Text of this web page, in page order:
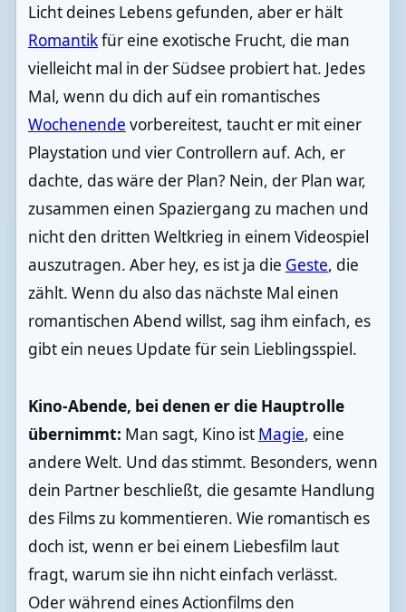
Licht deines Lebens gefunden, aber er hält
Romantikfür eine exotische Frucht, die man
vielleicht mal in der Südsee probiert hat. Jedes
Mal, wenn du dich auf ein romantisches
Wochenende vorbereitest, taucht er mit einer
Playstation und vier Controllern auf. Ach, er
dachte, das wäre der Plan? Nein, der Plan war,
zusammen einen Spaziergang zu machen und
nicht den dritten Weltkrieg in einem Videospiel
auszutragen. Aber hey, es ist ja die Geste, die
zählt. Wenn du also das nächste Mal einen
romantischen Abend willst, sag ihm einfach, es
gibt ein neues Update für sein Lieblingsspiel.
Kino-Abende, bei denen er die Hauptrolle
übernimmt: Man sagt, Kino ist Magie, eine
andere Welt. Und das stimmt. Besonders, wenn
dein Partner beschließt, die gesamte Handlung
des Films zu kommentieren. Wie romantisch es
doch ist, wenn er bei einem Liebesfilm laut
fragt, warum sie ihn nicht einfach verlässt.
Oder während eines Actionfilms den